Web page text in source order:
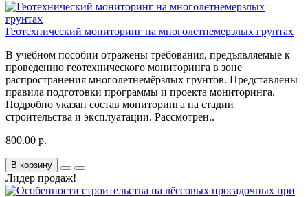
Геотехнический мониторинг на многолетнемерзлых грунтах
В учебном пособии отражены требования, предъявляемые к
проведению геотехнического мониторинга в зоне
распространения многолетнемёрзлых грунтов. Представлены
правила подготовки программы и проекта мониторинга.
Подробно указан состав мониторинга на стадии
строительства и эксплуатации. Рассмотрен..
800.00 р.
В корзину
Лидер продаж!